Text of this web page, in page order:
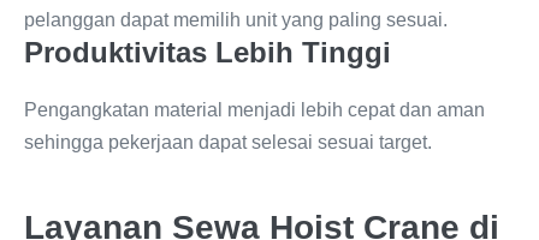
pelanggan dapat memilih unit yang paling sesuai.
Produktivitas Lebih Tinggi
Pengangkatan material menjadi lebih cepat dan aman
sehingga pekerjaan dapat selesai sesuai target.
Layanan Sewa Hoist Crane di